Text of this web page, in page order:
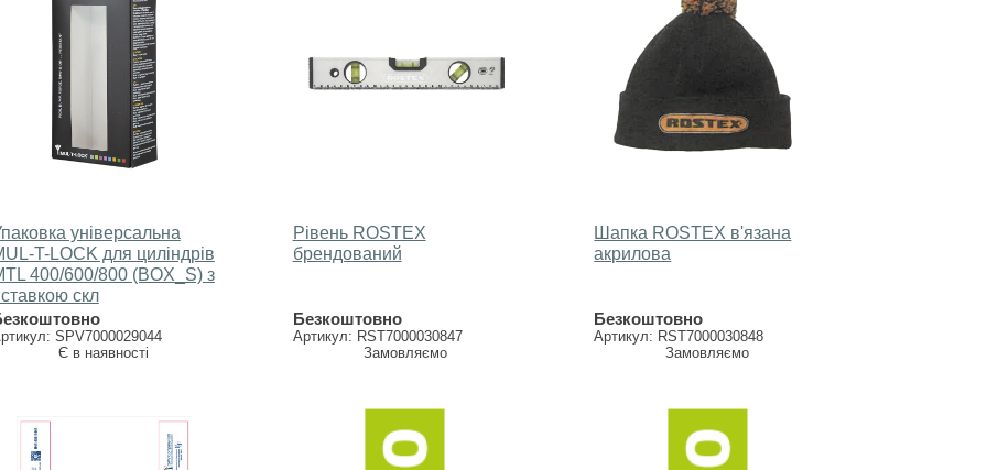
універсальна
T-LOCK для циліндрів
400/600/800 (BOX_S) з
скл
SPV7000029044
Є в наявності
Рівень ROSTEX
брендований
Безкоштовно
Артикул: RST7000030847
Замовляємо
Шапка ROSTEX в'язана
акрилова
Безкоштовно
Артикул: RST7000030848
Замовляємо